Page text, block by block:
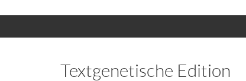
Textgenetische Edition